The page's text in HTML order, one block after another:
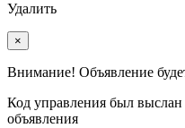
Удалить
×
Внимание! Объявление
Код управления был
объявления